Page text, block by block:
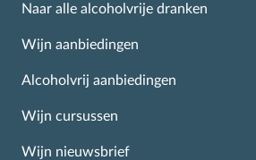
Naar alle alcoholvrije dranken
Wijn aanbiedingen
Alcoholvrij aanbiedingen
Wijn cursussen
Wijn nieuwsbrief